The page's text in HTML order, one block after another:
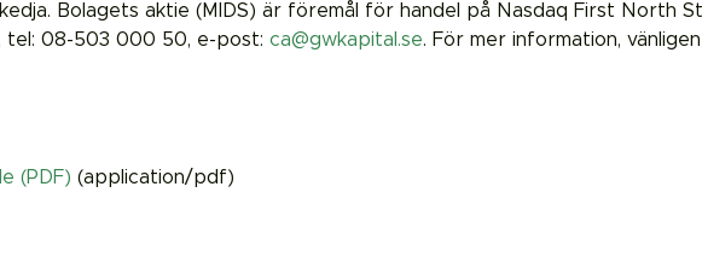
Bolagets aktie (MIDS) är föremål för handel på Nasdaq First North
tel: 08-503 000 50, e-post: ca@gwkapital.se. För mer information,
(PDF) (application/pdf)